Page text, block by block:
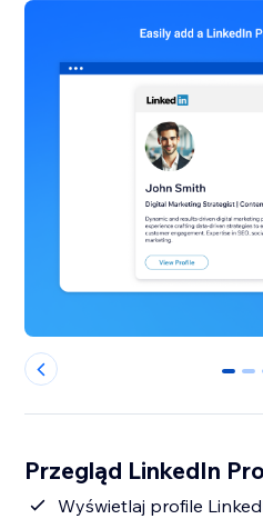
0 1
Przegląd LinkedIn
Wyświetlaj profile